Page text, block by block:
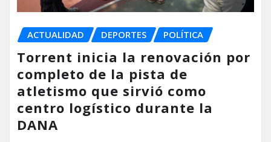
ACTUALIDAD DEPORTES POLÍTICA
Torrent inicia la renovación por
completo de la pista de
atletismo que sirvió como
centro logístico durante la
DANA